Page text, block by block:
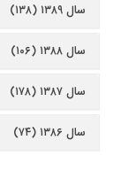
سال ۱۳۸۹ (۱۳۸)
سال ۱۳۸۸ (۱۰۶)
سال ۱۳۸۷ (۱۷۸)
سال ۱۳۸۶ (۷۴)